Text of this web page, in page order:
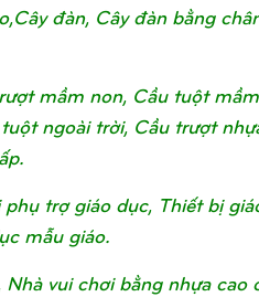
đàn, Cây đàn bằng
mầm non, Cầu tuột
ngoài trời, Cầu trượt
trợ giáo dục, Thiết bị
mẫu giáo.
vui chơi bằng nhựa cao